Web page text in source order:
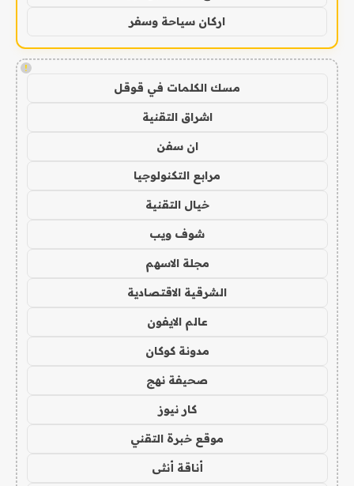
اركان سياحة وسفر
!
مسك الكلمات في قوقل
اشراق التقنية
ان سفن
مرابع التكنولوجيا
خيال التقنية
شوف ويب
مجلة الاسهم
الشرقية الاقتصادية
عالم الايفون
مدونة كوكان
صحيفة نهج
كار نيوز
موقع خبرة التقني
أناقة أنثى